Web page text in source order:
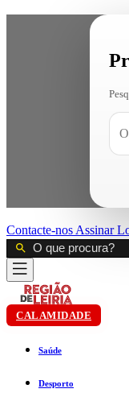
Contacte-nos Assinar
CALAMIDADE
Saúde
Desporto